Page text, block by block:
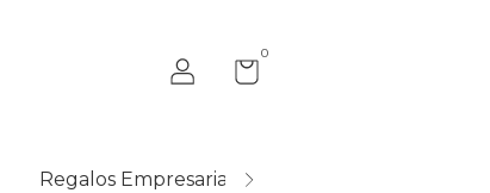
0
Regalos Empresariales